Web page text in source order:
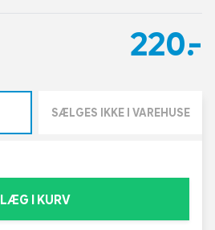
220,-
SÆLGES IKKE I VAREHUSE
LÆG I KURV